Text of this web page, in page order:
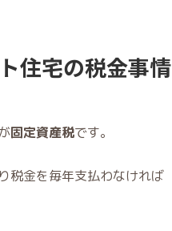
住宅の税金事情
固定資産税です。
税金を毎年支払わなければ